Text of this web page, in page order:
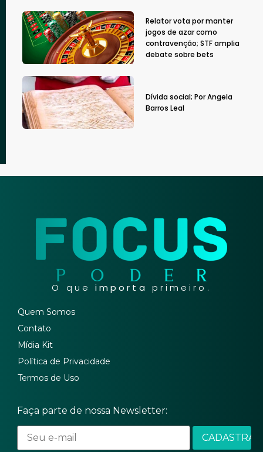
Relator vota por manter
jogos de azar como
contravenção; STF amplia
debate sobre bets
Dívida social; Por Angela
Barros Leal
O que importa primeiro.
Quem Somos
Contato
Mídia Kit
Política de Privacidade
Termos de Uso
Faça parte de nossa Newsletter: